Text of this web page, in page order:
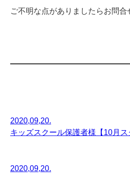
ご不明な点がありましたらお問合
2020,09,20.
キッズスクール保護者様【10月ス
2020,09,20.